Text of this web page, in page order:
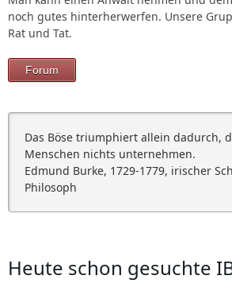
noch gutes hinterherwerfen. Unsere
Rat und Tat.
Forum
Das Böse triumphiert allein dadurch,
Menschen nichts unternehmen.
Edmund Burke, 1729-1779, irischer
Philosoph
Heute schon gesuchte